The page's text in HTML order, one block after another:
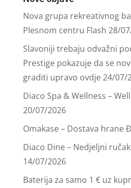
Nova grupa rekreativnog
Plesnom centru Flash 28/
Slavoniji trebaju odvažni
Prestige pokazuje da se
graditi upravo ovdje24/07/
Diaco Spa & Wellness –
20/07/2026
Omakase – Dostava hrane
Diaco Dine – Nedjeljni
14/07/2026
Baterija za samo 1 € uz